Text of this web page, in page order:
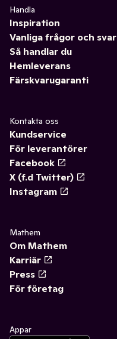
Handla
Inspiration
Vanliga frågor och svar
Så handlar du
Hemleverans
Färskvarugaranti
Kontakta oss
Kundservice
För leverantörer
Facebook
X (f.d Twitter)
Instagram
Mathem
Om Mathem
Karriär
Press
För företag
Appar